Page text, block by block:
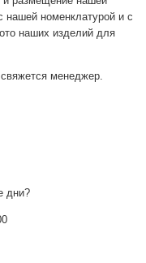
нашей номенклатурой и с
наших изделий для
менеджер.
дни?